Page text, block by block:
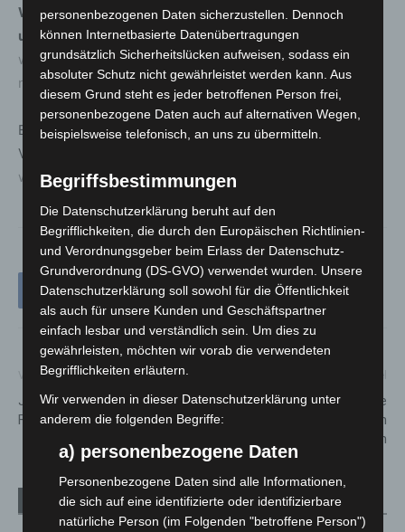
Weitere Informationen zum Thema Glasfaseranschluss
unter
www.verbraucherzentrale-
niedersachsen.de/themen/internet-telefon/glasfaser
Bei Fragen hilft die kostenlose Beratung der
Verbraucherzentrale Niedersachsen:
www.verbraucherzentrale-niedersachsen.de/beratung
Vorheriger Artikel
Jahreshauptversammlung:
Feuerwehr Langenhagen
Nachtragsmeldung: 14-Jährige
aus Langenhagen wohlauf in
Osnabrück angetroffen
Verwandte Artikel Mehr vom Autor
personenbezogenen Daten sicherzustellen. Dennoch
können Internetbasierte Datenübertragungen
grundsätzlich Sicherheitslücken aufweisen, sodass ein
absoluter Schutz nicht gewährleistet werden kann. Aus
diesem Grund steht es jeder betroffenen Person frei,
personenbezogene Daten auch auf alternativen Wegen,
beispielsweise telefonisch, an uns zu übermitteln.
Begriffsbestimmungen
Die Datenschutzerklärung beruht auf den
Begrifflichkeiten, die durch den Europäischen Richtlinien-
und Verordnungsgeber beim Erlass der Datenschutz-
Grundverordnung (DS-GVO) verwendet wurden. Unsere
Datenschutzerklärung soll sowohl für die Öffentlichkeit
als auch für unsere Kunden und Geschäftspartner
einfach lesbar und verständlich sein. Um dies zu
gewährleisten, möchten wir vorab die verwendeten
Begrifflichkeiten erläutern.
Wir verwenden in dieser Datenschutzerklärung unter
anderem die folgenden Begriffe:
a) personenbezogene Daten
Personenbezogene Daten sind alle Informationen,
die sich auf eine identifizierte oder identifizierbare
natürliche Person (im Folgenden "betroffene Person")